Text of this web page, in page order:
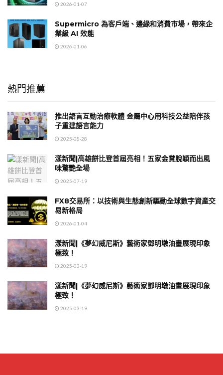
2026-01-07
Supermicro 為客戶端、邊緣和消費市場，帶來企
業級 AI 效能
2026-01-06
熱門推薦
推出語言互動治療軟體 金屬中心用科技公益陪伴孩
子重建語言能力
2025-08-28
漾新聞|高雄餅比登首屆亮相！五家金賞脫穎而出風
味驚艷全場
2025-07-19
FX8交易所：以技術與生態創新驅動全球數字資產交
易新格局
2026-01-04
漾新聞|《夢幻威尼斯》藝術家鄧明墩油畫展現印象
極致！
2025-03-19
漾新聞|《夢幻威尼斯》藝術家鄧明墩油畫展現印象
極致！
2025-03-19